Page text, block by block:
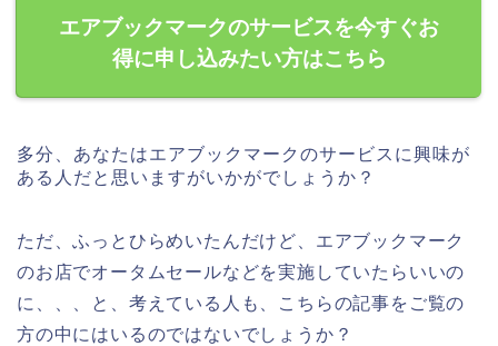
エアブックマークのサービスを今すぐお
得に申し込みたい方はこちら
多分、あなたはエアブックマークのサービスに興味が
ある人だと思いますがいかがでしょうか？
ただ、ふっとひらめいたんだけど、エアブックマーク
のお店でオータムセールなどを実施していたらいいの
に、、、と、考えている人も、こちらの記事をご覧の
方の中にはいるのではないでしょうか？